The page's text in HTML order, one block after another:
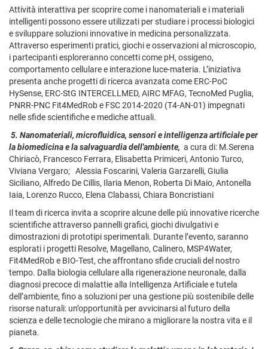
Attività interattiva per scoprire come i nanomateriali e i materiali
intelligenti possono essere utilizzati per studiare i processi biologici
e sviluppare soluzioni innovative in medicina personalizzata.
Attraverso esperimenti pratici, giochi e osservazioni al microscopio,
i partecipanti esploreranno concetti come pH, ossigeno,
comportamento cellulare e interazione luce-materia. L’iniziativa
presenta anche progetti di ricerca avanzata come ERC-PoC
HySense, ERC-StG INTERCELLMED, AIRC MFAG, TecnoMed Puglia,
PNRR-PNC Fit4MedRob e FSC 2014-2020 (T4-AN-01) impegnati
nelle sfide scientifiche e mediche attuali.
5. Nanomateriali, microfluidica, sensori e intelligenza artificiale per
la biomedicina e la salvaguardia dell'ambiente, a cura di: M.Serena
Chiriacò, Francesco Ferrara, Elisabetta Primiceri, Antonio Turco,
Viviana Vergaro; Alessia Foscarini, Valeria Garzarelli, Giulia
Siciliano, Alfredo De Cillis, Ilaria Menon, Roberta Di Maio, Antonella
Iaia, Lorenzo Rucco, Elena Clabassi, Chiara Boncristiani
Il team di ricerca invita a scoprire alcune delle più innovative ricerche
scientifiche attraverso pannelli grafici, giochi divulgativi e
dimostrazioni di prototipi sperimentali. Durante l’evento, saranno
esplorati i progetti Resolve, Magellano, Calinero, MSP4Water,
Fit4MedRob e BIO-Test, che affrontano sfide cruciali del nostro
tempo. Dalla biologia cellulare alla rigenerazione neuronale, dalla
diagnosi precoce di malattie alla Intelligenza Artificiale e tutela
dell’ambiente, fino a soluzioni per una gestione più sostenibile delle
risorse naturali: un’opportunità per avvicinarsi al futuro della
scienza e delle tecnologie che mirano a migliorare la nostra vita e il
pianeta.